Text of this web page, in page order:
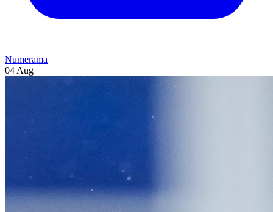
Numerama
04 Aug